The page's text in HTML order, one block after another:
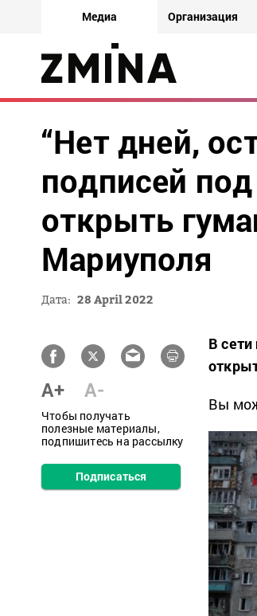
Медиа Организация
“Нет дней,
подписей
открыть
Мариуполя
Дата: 28 April 2022
A+ A-
Чтобы получать
полезные материалы,
подпишитесь на рассылку
Подписаться
В
Вы